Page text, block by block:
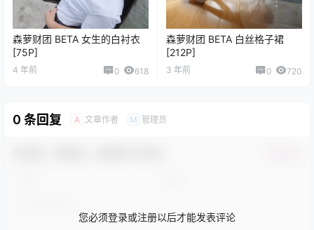
森萝财团 BETA 女生的白衬衣
[75P]
4 年前 0 618
森萝财团 BETA 白丝格子裙
[212P]
3 年前 0 720
0 条回复 A 文章作者 M 管理员
您必须登录或注册以后才能发表评论